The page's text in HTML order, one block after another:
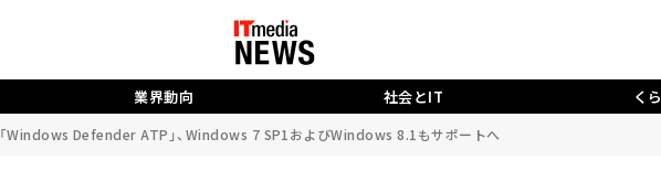
業界動向 社会とIT く
「Windows Defender ATP」、Windows 7 SP1およびWindows 8.1もサポートへ